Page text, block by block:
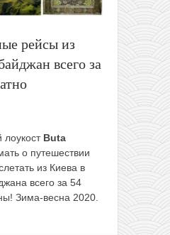
рейсы из
всего за
лоукост Buta
о путешествии
из Киева в
всего за 54
Зима-весна 2020.